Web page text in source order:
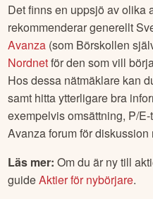
Det finns en uppsjö av olika
rekommenderar generellt
Avanza (som Börskollen
Nordnetför den som vill
Hos dessa nätmäklare kan
samt hitta ytterligare bra
exempelvis omsättning, P/
Avanza forum för diskussion
Läs mer: Om du är ny till
guideAktier för nybörjare.